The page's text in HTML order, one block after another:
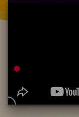
Ofklik hier